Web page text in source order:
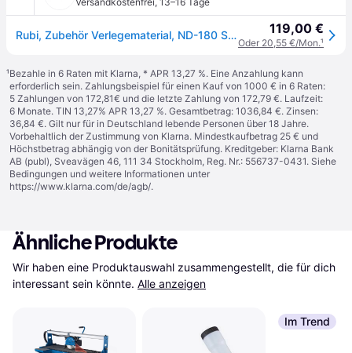
Rubi, Zubehör Verlegematerial, ND-180 Smart (Schneidegerät) 119,00 €
Oder 20,55 €/Mon.¹
¹Bezahle in 6 Raten mit Klarna, * APR 13,27 %. Eine Anzahlung kann
erforderlich sein. Zahlungsbeispiel für einen Kauf von 1000 € in 6 Raten:
5 Zahlungen von 172,81€ und die letzte Zahlung von 172,79 €. Laufzeit:
6 Monate. TIN 13,27% APR 13,27 %. Gesamtbetrag: 1036,84 €. Zinsen:
36,84 €. Gilt nur für in Deutschland lebende Personen über 18 Jahre.
Vorbehaltlich der Zustimmung von Klarna. Mindestkaufbetrag 25 € und
Höchstbetrag abhängig von der Bonitätsprüfung. Kreditgeber: Klarna Bank
AB (publ), Sveavägen 46, 111 34 Stockholm, Reg. Nr.: 556737-0431. Siehe
Bedingungen und weitere Informationen unter
https://www.klarna.com/de/agb/.
Ähnliche Produkte
Wir haben eine Produktauswahl zusammengestellt, die für dich
interessant sein könnte. Alle anzeigen
Im Trend